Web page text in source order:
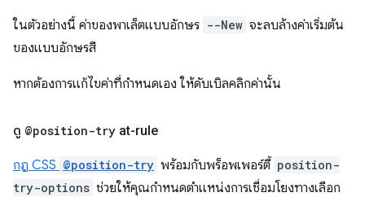
ในตัวอย่างนี้ ค่าของพาเล็ตแบบอักษร --New จะลบล้างค่าเริ่มต้น
ของแบบอักษรสี
หากต้องการแก้ไขค่าที่กำหนดเอง ให้ดับเบิลคลิกค่านั้น
ดู @position-try at-rule
กฎ CSS @position-try พร้อมกับพร็อพเพอร์ตี้ position-
try-options ช่วยให้คุณกำหนดตำแหน่งการเชื่อมโยงทางเลือก